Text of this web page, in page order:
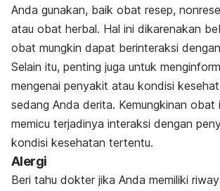
Anda gunakan, baik obat resep,
atau obat herbal. Hal ini dikarenakan
obat mungkin dapat berinteraksi
Selain itu, penting juga untuk
mengenai penyakit atau kondisi
sedang Anda derita. Kemungkinan obat
memicu terjadinya interaksi dengan
kondisi kesehatan tertentu.
Alergi
Beri tahu dokter jika Anda memiliki